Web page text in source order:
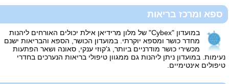
ספא ומרכז בריאות
במועדון "Cybex" של מלון מרידיאן אילת יכולים האורחים ליהנות
מחדר כושר ומספא יוקרתי. במועדון הכושר, הספא והבריאות ישנם
מכשירי כושר מודרניים ביותר, ג'קוזי ענקי, סאונה ושאר הפתעות
נעימות. במועדון ניתן ליהנות גם ממגוון טיפולי בריאות הנערכים בחדרי
טיפולים אינטימיים.